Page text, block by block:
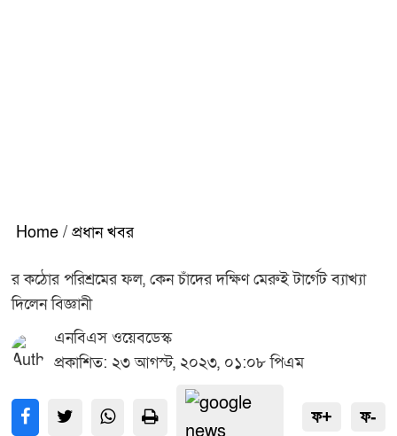
Home / প্রধান খবর
র কঠোর পরিশ্রমের ফল, কেন চাঁদের দক্ষিণ মেরুই টার্গেট ব্যাখ্যা
দিলেন বিজ্ঞানী
এনবিএস ওয়েবডেস্ক
প্রকাশিত: ২৩ আগস্ট, ২০২৩, ০১:০৮ পিএম
ফ+ ফ-